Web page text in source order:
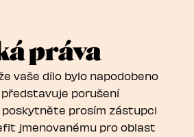
práva
vaše dílo bylo napodobeno
porušení
prosím zástupci
jmenovanému pro oblast